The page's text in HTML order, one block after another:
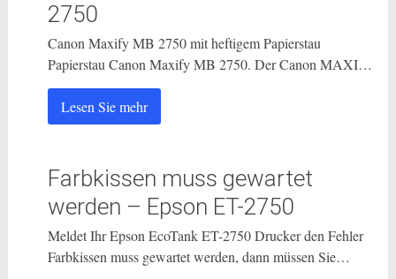
2750
Canon Maxify MB 2750 mit heftigem Papierstau
Papierstau Canon Maxify MB 2750. Der Canon MAXI…
Lesen Sie mehr
Farbkissen muss gewartet
werden – Epson ET-2750
Meldet Ihr Epson EcoTank ET-2750 Drucker den Fehler
Farbkissen muss gewartet werden, dann müssen Sie…